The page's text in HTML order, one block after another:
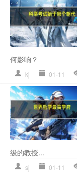
何影响？
kj 01-11
级的教授...
sj 01-11